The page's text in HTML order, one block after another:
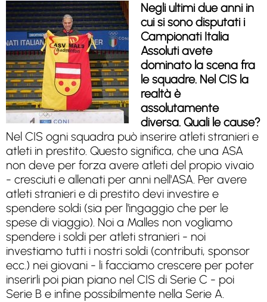
Negli ultimi due anni in
cui si sono disputati i
Campionati Italia
Assoluti avete
dominato la scena fra
le squadre. Nel CIS la
realtà è
assolutamente
diversa. Quali le cause?
Nel CIS ogni squadra può inserire atleti stranieri e
atleti in prestito. Questo significa, che una ASA
non deve per forza avere atleti del propio vivaio
- cresciuti e allenati per anni nell'ASA. Per avere
atleti stranieri e di prestito devi investire e
spendere soldi (sia per l'ingaggio che per le
spese di viaggio). Noi a Malles non vogliamo
spendere i soldi per atleti stranieri - noi
investiamo tutti i nostri soldi (contributi, sponsor
ecc.) nei giovani - li facciamo crescere per poter
inserirli poi pian piano nel CIS di Serie C - poi
Serie B e infine possibilmente nella Serie A.